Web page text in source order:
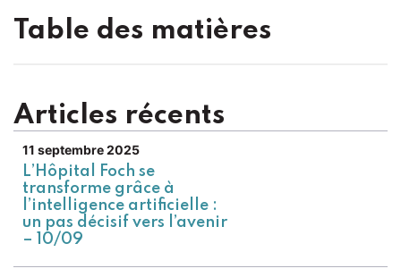
Table des matières
Articles récents
11 septembre 2025
L’Hôpital Foch se
transforme grâce à
l’intelligence artificielle :
un pas décisif vers l’avenir
– 10/09